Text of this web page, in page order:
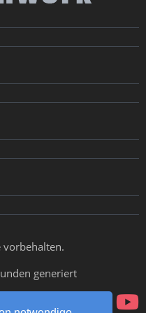
vorbehalten.
generiert